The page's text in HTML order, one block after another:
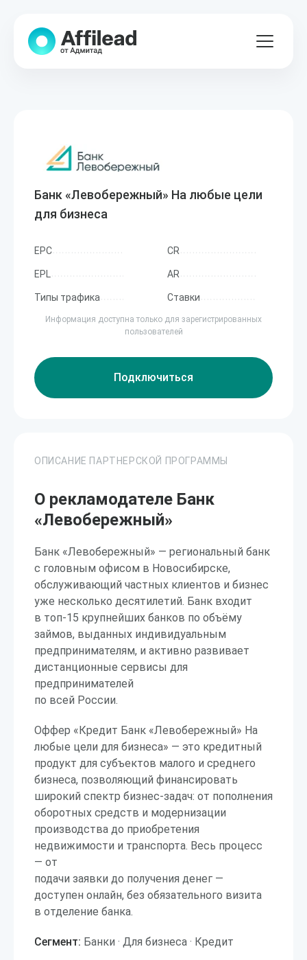
Банк «Левобережный» На любые цели
для бизнеса
EPC CR
EPL AR
Типы трафика Ставки
Информация доступна только для зарегистрированных
пользователей
Подключиться
ОПИСАНИЕ ПАРТНЕРСКОЙ ПРОГРАММЫ
О рекламодателе Банк
«Левобережный»
Банк «Левобережный» — региональный банк
с головным офисом в Новосибирске,
обслуживающий частных клиентов и бизнес
уже несколько десятилетий. Банк входит
в топ-15 крупнейших банков по объёму
займов, выданных индивидуальным
предпринимателям, и активно развивает
дистанционные сервисы для
предпринимателей
по всей России.
Оффер «Кредит Банк «Левобережный» На
любые цели для бизнеса» — это кредитный
продукт для субъектов малого и среднего
бизнеса, позволяющий финансировать
широкий спектр бизнес-задач: от пополнения
оборотных средств и модернизации
производства до приобретения
недвижимости и транспорта. Весь процесс
— от
подачи заявки до получения денег —
доступен онлайн, без обязательного визита
в отделение банка.
Сегмент: Банки · Для бизнеса · Кредит